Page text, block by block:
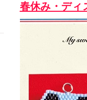
春休み・ディ